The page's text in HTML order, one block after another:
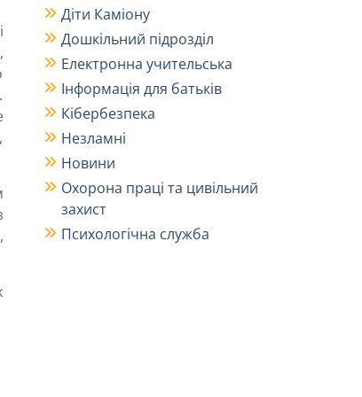
Діти Каміону
Дошкільний підрозділ
Електронна учительська
Інформація для батьків
Кібербезпека
Незламні
Новини
Охорона праці та цивільний
захист
Психологічна служба